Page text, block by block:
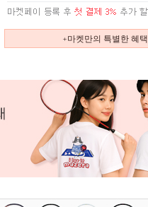
+마켓만의 특별한 혜택